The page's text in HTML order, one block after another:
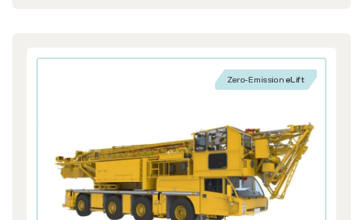
Zero-Emission eLift